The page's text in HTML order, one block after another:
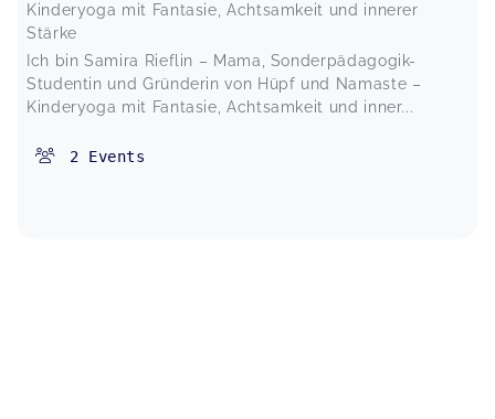
Kinderyoga mit Fantasie, Achtsamkeit und innerer
Stärke
Ich bin Samira Rieflin – Mama, Sonderpädagogik-
Studentin und Gründerin von Hüpf und Namaste –
Kinderyoga mit Fantasie, Achtsamkeit und inner...
2 Events